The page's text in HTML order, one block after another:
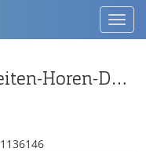
Fragment eines Jahreszeiten-Horen-Deckels
1136146